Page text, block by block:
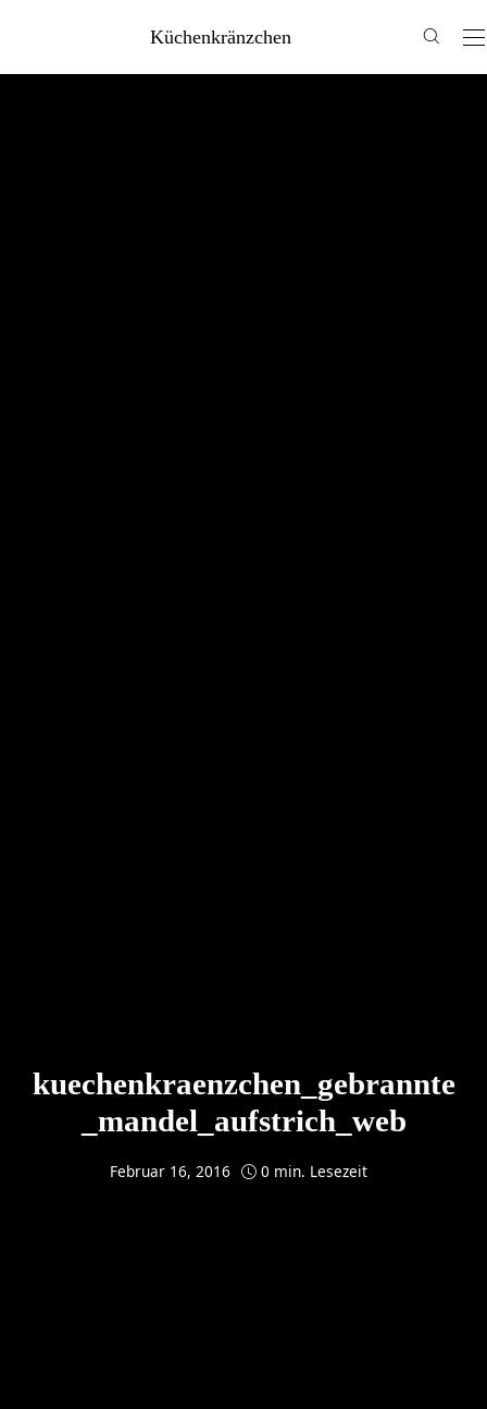
Küchenkränzchen
kuechenkraenzchen_gebrannte
_mandel_aufstrich_web
Februar 16, 2016 0 min. Lesezeit